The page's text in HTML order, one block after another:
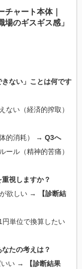
チャート本体｜
場のギスギス感」
ない」ことは何です
い（経済的搾取）
的消耗） → Q3へ
ル（精神的苦痛）
視しますか？
欲しい →
【診断結
単位で換算したい
たの考えは？
いい →
【診断結果